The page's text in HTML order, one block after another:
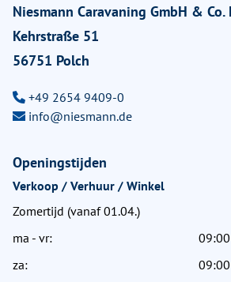
Niesmann Caravaning GmbH & Co.
Kehrstraße 51
56751 Polch
+49 2654 9409-0
info@niesmann.de
Openingstijden
Verkoop / Verhuur / Winkel
Zomertijd (vanaf 01.04.)
ma - vr:
za: